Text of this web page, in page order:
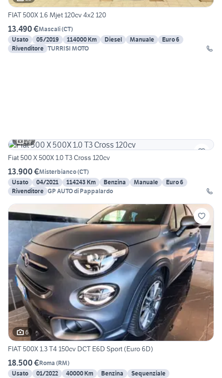
FIAT 500X 1.6 Mjet 120cv 4x2 120
13.490 €Mascali(CT)
Usato
05/2019 114000 Km Diesel Manuale
Euro 6
Rivenditore TURRISI MOTO
29
Fiat 500 X 500X 1.0 T3 Cross 120cv
13.900 €Misterbianco(CT)
Usato
04/2021 114243 Km Benzina Manuale
Euro 6
Rivenditore GP AUTO di Pappalardo
6
FIAT 500X 1.3 T4 150cv DCT E6D Sport (Euro 6D)
18.500 €Roma (RM)
Usato
01/2022 40000 Km Benzina
Sequenziale